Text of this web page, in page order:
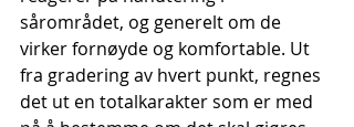
sårområdet, og generelt om de
virker fornøyde og komfortable. Ut
fra gradering av hvert punkt, regnes
det ut en totalkarakter som er med